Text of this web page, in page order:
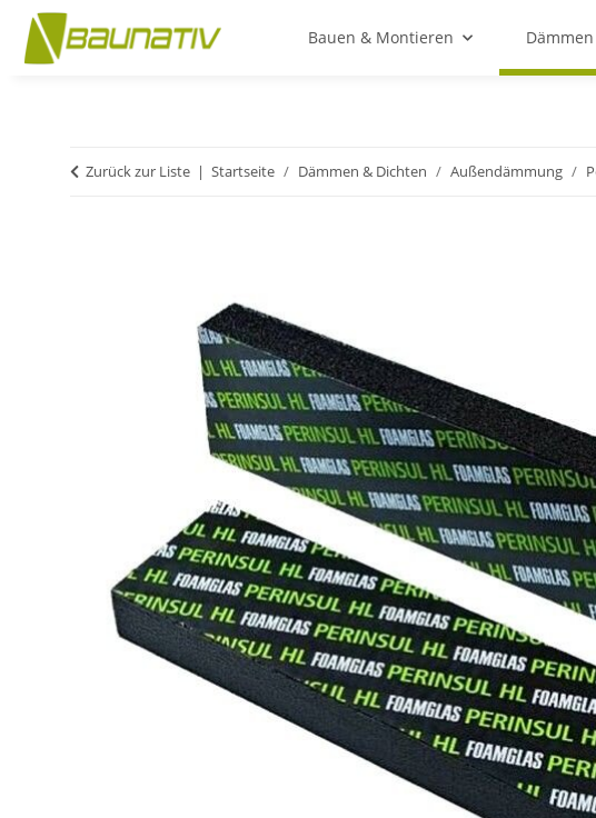
Bauen & Montieren
Zurück zur Liste Startseite Dämmen & Dichten Außendämmung